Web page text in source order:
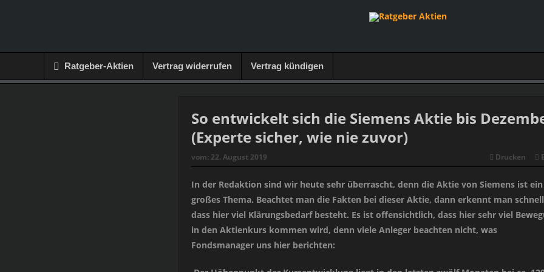
Ratgeber-Aktien Vertrag widerrufen Vertrag kündigen
So entwickelt sich die Siemens Aktie bis
(Experte sicher, wie nie zuvor)
vom: 22. August 2019 Drucken
In der Redaktion sind wir heute sehr überrascht, denn die Aktie von Siemens ist ein
großes Thema. Beachtet man die Fakten bei dieser Aktie, dann erkennt man
dass hier viel Klärungsbedarf besteht. Es ist offensichtlich, dass hier sehr viel
in den Aktienkurs kommen wird, denn viele Anleger beachten nicht, was
Fondsmanager uns hier berichten: